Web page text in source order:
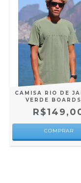
CAMISA RIO DE
VERDE
COMPRAR